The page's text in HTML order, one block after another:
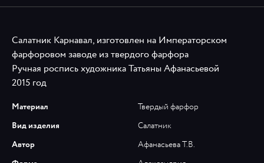
Салатник Карнавал, изготовлен на Императорском
фарфоровом заводе из твердого фарфора
Ручная роспись художника Татьяны Афанасьевой
2015 год
Материал
Твердый фарфор
Вид изделия
Салатник
Автор
Афанасьева Т.В.